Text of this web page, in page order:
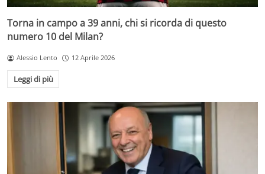
Torna in campo a 39 anni, chi si ricorda di questo
numero 10 del Milan?
Alessio Lento 12 Aprile 2026
Leggi di più